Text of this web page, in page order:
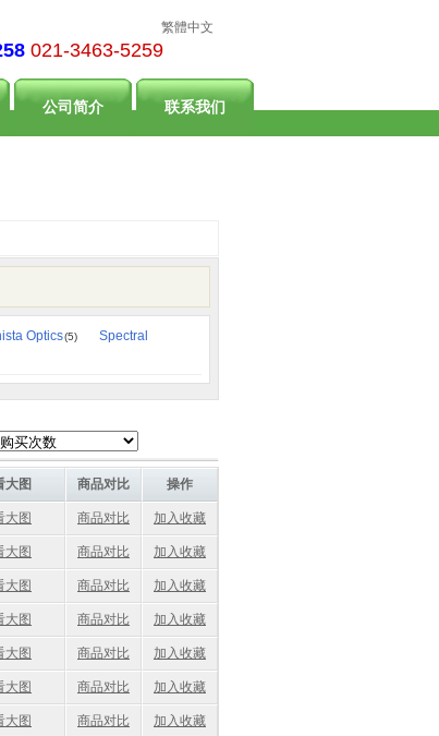
繁體中文
021-3463-5259
公司简介 联系我们
Optics(5)
Spectral
大图 商品对比 操作
大图 商品对比 加入收藏
大图 商品对比 加入收藏
大图 商品对比 加入收藏
大图 商品对比 加入收藏
大图 商品对比 加入收藏
大图 商品对比 加入收藏
大图 商品对比 加入收藏